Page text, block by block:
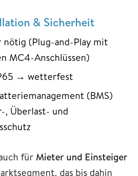
& Sicherheit
nötig (Plug-and-Play mit
MC4-Anschlüssen)
→ wetterfest
(BMS)
, Überlast- und
für Mieter und Einsteiger
das bis dahin